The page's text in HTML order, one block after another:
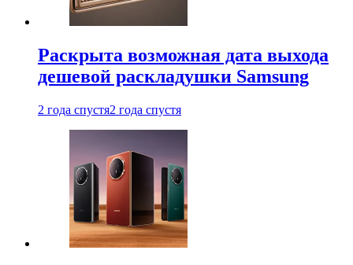
Раскрыта возможная дата выхода
дешевой раскладушки Samsung
2 года спустя2 года спустя